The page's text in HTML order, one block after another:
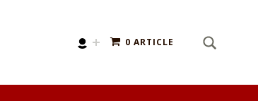
0 ARTICLE Search for: